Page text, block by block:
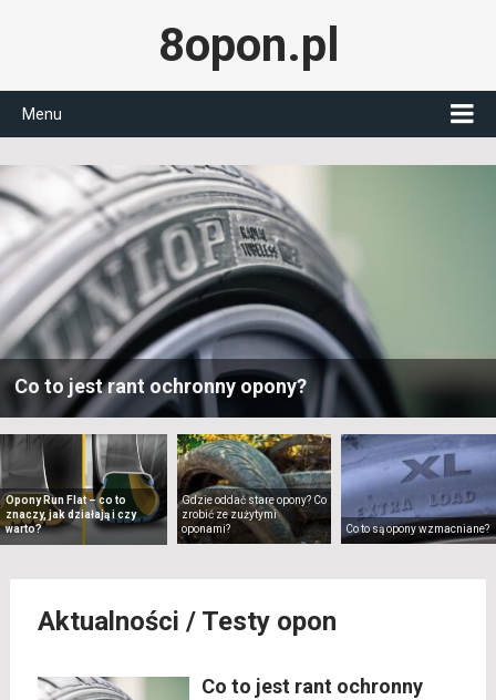
8opon.pl
Menu
Co to jest rant ochronny opony?
Opony Run Flat – co to
znaczy, jak działają i czy
warto?
Co to są opony wzmacniane?
Gdzie oddać stare opony? Co
zrobić ze zużytymi
oponami?
Aktualności / Testy opon
Co to jest rant ochronny